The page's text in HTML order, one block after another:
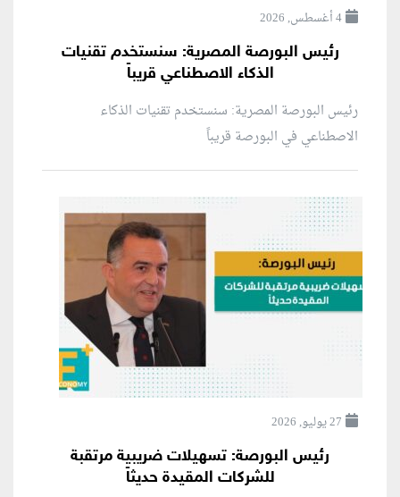
4 أغسطس, 2026
رئيس البورصة المصرية: سنستخدم تقنيات
الذكاء الاصطناعي قريباً
رئيس البورصة المصرية: سنستخدم تقنيات الذكاء
الاصطناعي في البورصة قريباً
27 يوليو, 2026
رئيس البورصة: تسهيلات ضريبية مرتقبة
للشركات المقيدة حديثاً